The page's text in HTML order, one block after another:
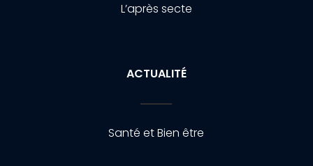
L’après secte
ACTUALITÉ
Santé et Bien être